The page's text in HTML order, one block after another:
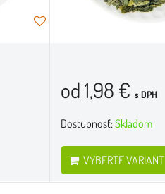
od 1,98 € s DPH
Dostupnosť:Skladom
VYBERTE VARIANT